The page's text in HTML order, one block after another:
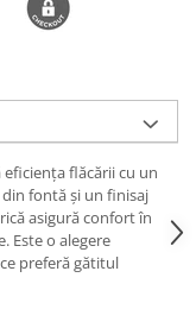
eficiența flăcării cu un
fontă și un finisaj
asigură confort în
Este o alegere
preferă gătitul